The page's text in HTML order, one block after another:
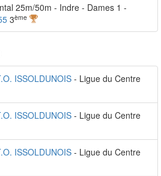
25m/50m - Indre - Dames 1 -
3ème
ISSOLDUNOIS - Ligue du Centre
ISSOLDUNOIS - Ligue du Centre
ISSOLDUNOIS - Ligue du Centre